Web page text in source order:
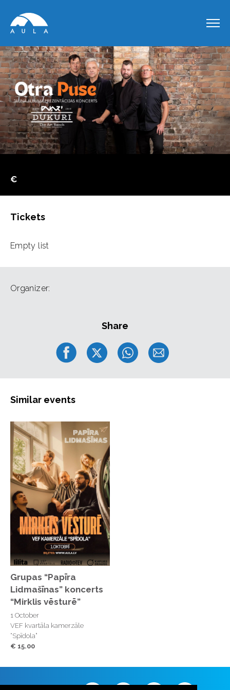
€
Tickets
Empty list
Organizer:
Share
Similar events
Grupas “Papīra
Lidmašīnas” koncerts
“Mirklis vēsturē”
1 October
VEF kvartāla kamerzāle
“Spīdola”
€ 15.00